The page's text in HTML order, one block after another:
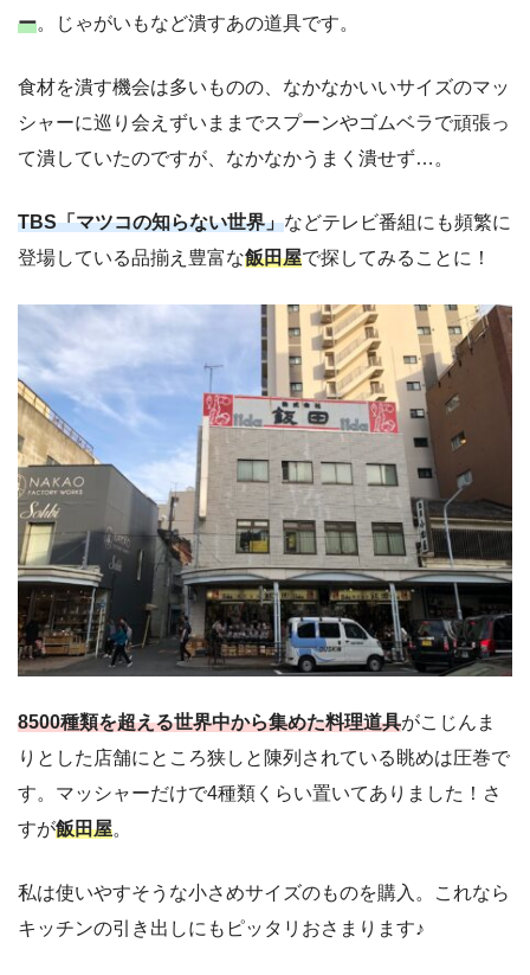
ー。じゃがいもなど潰すあの道具です。
食材を潰す機会は多いものの、なかなかいいサイズのマッ
シャーに巡り会えずいままでスプーンやゴムベラで頑張っ
て潰していたのですが、なかなかうまく潰せず…。
TBS「マツコの知らない世界」などテレビ番組にも頻繁に
登場している品揃え豊富な飯田屋で探してみることに！
8500種類を超える世界中から集めた料理道具がこじんま
りとした店舗にところ狭しと陳列されている眺めは圧巻で
す。マッシャーだけで4種類くらい置いてありました！さ
すが飯田屋。
私は使いやすそうな小さめサイズのものを購入。これなら
キッチンの引き出しにもピッタリおさまります♪